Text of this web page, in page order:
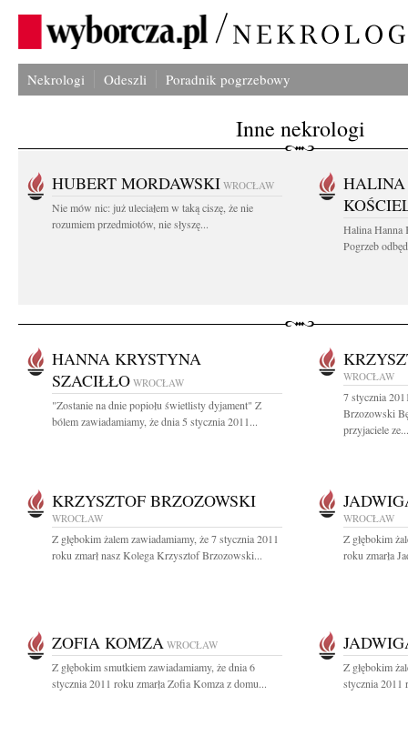
Nekrologi Odeszli Poradnik pogrzebowy
Inne nekrologi
HUBERT MORDAWSKI WROCŁAW
Nie mów nic: już uleciałem w taką ciszę, że nie
rozumiem przedmiotów, nie słyszę...
Halina Hanna
Pogrzeb
HANNA KRYSTYNA
SZACIŁŁO WROCŁAW
"Zostanie na dnie popiołu świetlisty dyjament" Z
bólem zawiadamiamy, że dnia 5 stycznia 2011...
WROCŁAW
7 stycznia
Brzozowski
przyjaciele ze...
KRZYSZTOF BRZOZOWSKI
WROCŁAW
Z głębokim żalem zawiadamiamy, że 7 stycznia 2011
roku zmarł nasz Kolega Krzysztof Brzozowski...
WROCŁAW
Z głębokim
roku zmarła
ZOFIA KOMZA WROCŁAW
Z głębokim smutkiem zawiadamiamy, że dnia 6
stycznia 2011 roku zmarła Zofia Komza z domu...
Z głębokim
stycznia 2011